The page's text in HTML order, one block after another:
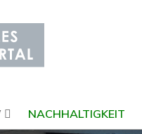
NACHHALTIGKEIT